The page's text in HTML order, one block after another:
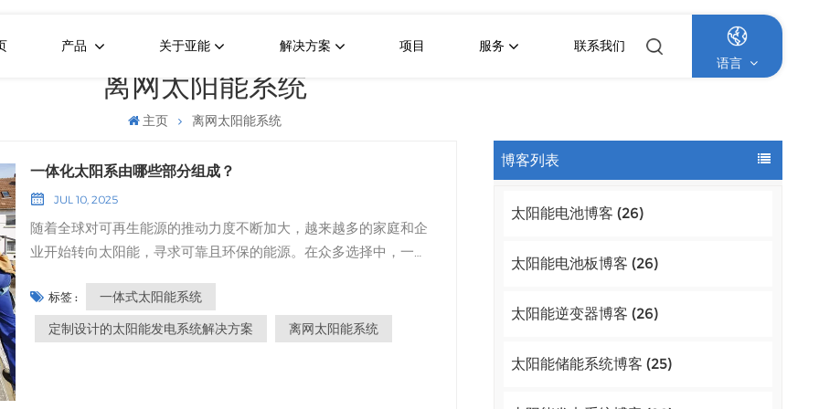
产品 关于亚能 解决方案 项目 服务
联系我们
语言
English
Français
离网太阳能系统
主页 离网太阳能系统
博客列表
太阳能电池博客 (26)
太阳能电池板博客 (26)
太阳能逆变器博客 (26)
太阳能储能系统博客 (25)
一体化太阳系由哪些部分组成？
JUL 10, 2025
随着全球对可再生能源的推动力度不断加大，越来越多的家庭和企
业开始转向太阳能，寻求可靠且环保的能源。在众多选择中，一体
但一体化太阳能系统究竟包含哪些组件？它为何如此智能？ 一体化
太阳系的核心组成部分 一个 一体式太阳能系统 它将多个关键组件
集成到一个精简的单元中。这些组件通常包括太阳能电池板、充电
标签 :
一体式太阳能系统
定制设计的太阳能发电系统解决方案
离网太阳能系统